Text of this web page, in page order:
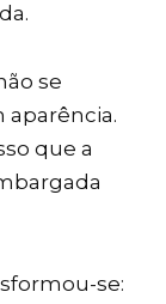
se
que a
se: